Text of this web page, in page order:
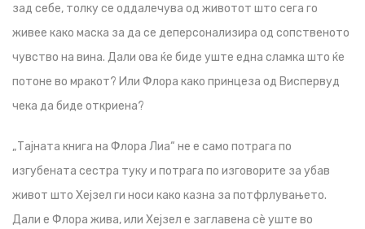
зад себе, толку се оддалечува од животот што сега го
живее како маска за да се деперсонализира од сопственото
чувство на вина. Дали ова ќе биде уште една сламка што ќе
потоне во мракот? Или Флора како принцеза од Виспервуд
чека да биде откриена?
„Тајната книга на Флора Лиа“ не е само потрага по
изгубената сестра туку и потрага по изговорите за убав
живот што Хејзел ги носи како казна за потфрлувањето.
Дали е Флора жива, или Хејзел е заглавена сè уште во